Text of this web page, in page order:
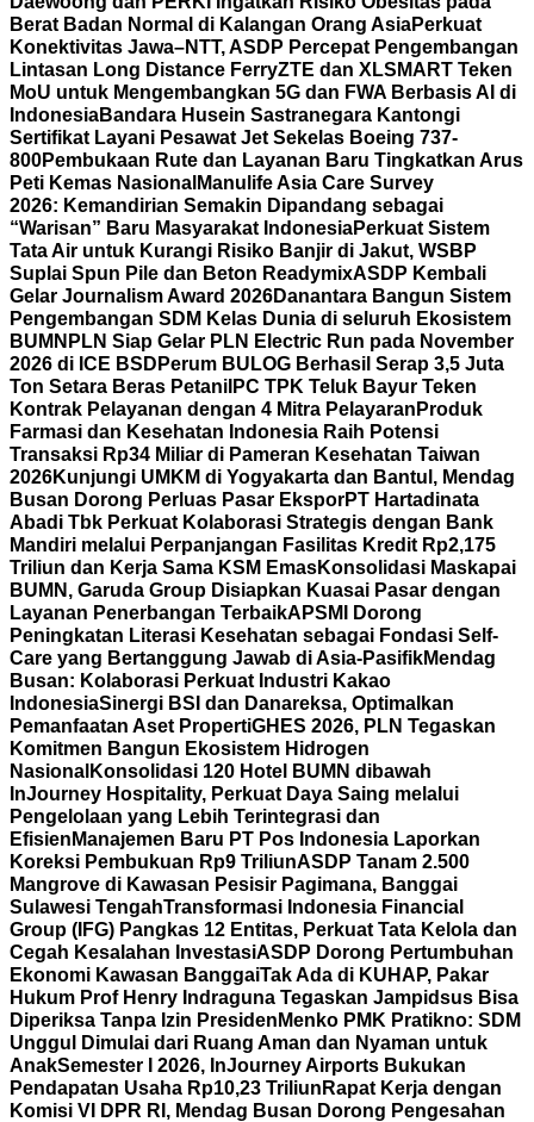
Berat Badan Normal di Kalangan Orang AsiaPerkuat
Konektivitas Jawa–NTT, ASDP Percepat Pengembangan
Lintasan Long Distance FerryZTE dan XLSMART Teken
MoU untuk Mengembangkan 5G dan FWA Berbasis AI di
IndonesiaBandara Husein Sastranegara Kantongi
Sertifikat Layani Pesawat Jet Sekelas Boeing 737-
800Pembukaan Rute dan Layanan Baru Tingkatkan Arus
Peti Kemas Nasional Manulife Asia Care Survey
2026: Kemandirian Semakin Dipandang sebagai
“Warisan” Baru Masyarakat IndonesiaPerkuat Sistem
Tata Air untuk Kurangi Risiko Banjir di Jakut, WSBP
Suplai Spun Pile dan Beton ReadymixASDP Kembali
Gelar Journalism Award 2026Danantara Bangun Sistem
Pengembangan SDM Kelas Dunia di seluruh Ekosistem
BUMN PLN Siap Gelar PLN Electric Run pada November
2026 di ICE BSD Perum BULOG Berhasil Serap 3,5 Juta
Ton Setara Beras Petani IPC TPK Teluk Bayur Teken
Kontrak Pelayanan dengan 4 Mitra Pelayaran Produk
Farmasi dan Kesehatan Indonesia Raih Potensi
Transaksi Rp34 Miliar di Pameran Kesehatan Taiwan
2026Kunjungi UMKM di Yogyakarta dan Bantul, Mendag
Busan Dorong Perluas Pasar EksporPT Hartadinata
Abadi Tbk Perkuat Kolaborasi Strategis dengan Bank
Mandiri melalui Perpanjangan Fasilitas Kredit Rp2,175
Triliun dan Kerja Sama KSM EmasKonsolidasi Maskapai
BUMN, Garuda Group Disiapkan Kuasai Pasar dengan
Layanan Penerbangan TerbaikAPSMI Dorong
Peningkatan Literasi Kesehatan sebagai Fondasi Self-
Care yang Bertanggung Jawab di Asia-PasifikMendag
Busan: Kolaborasi Perkuat Industri Kakao
IndonesiaSinergi BSI dan Danareksa, Optimalkan
Pemanfaatan Aset PropertiGHES 2026, PLN Tegaskan
Komitmen Bangun Ekosistem Hidrogen
Nasional Konsolidasi 120 Hotel BUMN dibawah
InJourney Hospitality, Perkuat Daya Saing melalui
Pengelolaan yang Lebih Terintegrasi dan
Efisien Manajemen Baru PT Pos Indonesia Laporkan
Koreksi Pembukuan Rp9 TriliunASDP Tanam 2.500
Mangrove di Kawasan Pesisir Pagimana, Banggai
Sulawesi TengahTransformasi Indonesia Financial
Group (IFG) Pangkas 12 Entitas, Perkuat Tata Kelola dan
Cegah Kesalahan InvestasiASDP Dorong Pertumbuhan
Ekonomi Kawasan BanggaiTak Ada di KUHAP, Pakar
Hukum Prof Henry Indraguna Tegaskan Jampidsus Bisa
Diperiksa Tanpa Izin Presiden Menko PMK Pratikno: SDM
Unggul Dimulai dari Ruang Aman dan Nyaman untuk
AnakSemester I 2026, InJourney Airports Bukukan
Pendapatan Usaha Rp10,23 Triliun Rapat Kerja dengan
Komisi VI DPR RI, Mendag Busan Dorong Pengesahan